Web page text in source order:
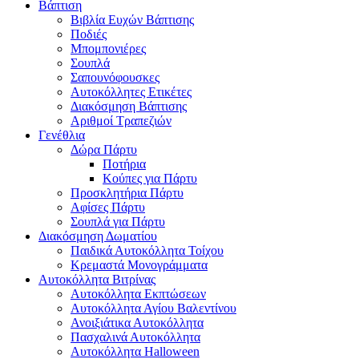
Βάπτιση
Βιβλία Ευχών Βάπτισης
Ποδιές
Μπομπονιέρες
Σουπλά
Σαπουνόφουσκες
Αυτοκόλλητες Ετικέτες
Διακόσμηση Βάπτισης
Αριθμοί Τραπεζιών
Γενέθλια
Δώρα Πάρτυ
Ποτήρια
Κούπες για Πάρτυ
Προσκλητήρια Πάρτυ
Αφίσες Πάρτυ
Σουπλά για Πάρτυ
Διακόσμηση Δωματίου
Παιδικά Αυτοκόλλητα Τοίχου
Κρεμαστά Μονογράμματα
Αυτοκόλλητα Βιτρίνας
Αυτοκόλλητα Εκπτώσεων
Αυτοκόλλητα Αγίου Βαλεντίνου
Ανοιξιάτικα Αυτοκόλλητα
Πασχαλινά Αυτοκόλλητα
Αυτοκόλλητα Halloween